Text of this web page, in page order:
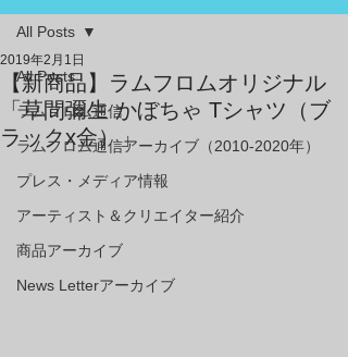
All Posts
ラムフロム通信
ラムフロム通信アーカイブ（2010-2020年）
プレス・メディア情報
アーティスト＆クリエイター紹介
商品アーカイブ
News Letterアーカイブ
All Posts
【新商品】ラムフロムオリジナル
「草間彌生 かぼちゃ Tシャツ（ブ
ラックx金）」
2019年2月1日